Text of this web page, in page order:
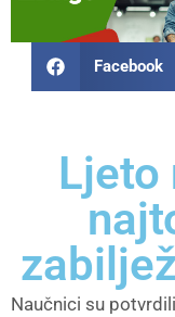
Facebook
Ljeto
Naučnici su